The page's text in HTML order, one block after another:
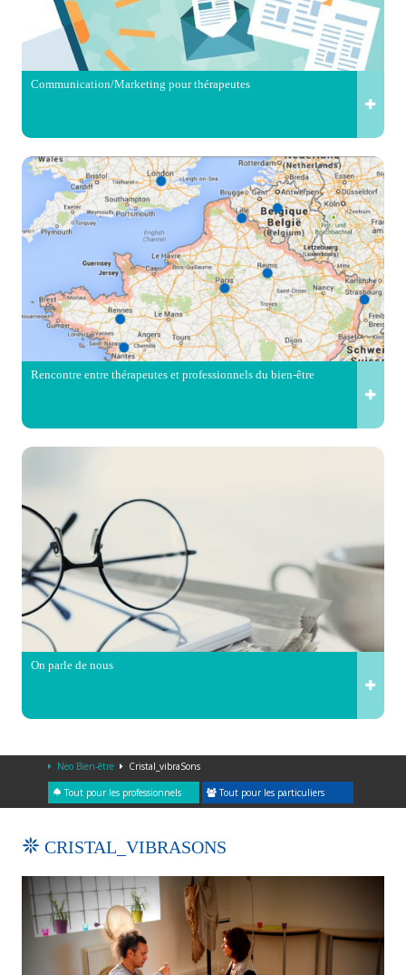
Communication/Marketing pour thérapeutes
Rencontre entre thérapeutes et professionnels du bien-être
On parle de nous
Neo Bien-être Cristal_vibraSons
Tout pour les professionnels Tout pour les particuliers
CRISTAL_VIBRASONS